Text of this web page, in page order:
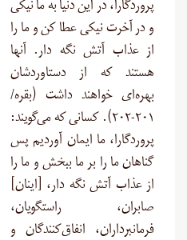
پروردگارا، در این دنیا به ما نیکی
و در آخرت نیکی عطا کن و ما را
از عذاب آتش نگه دار. آنها
هستند که از دستاوردشان
بهره‌ای خواهند داشت (بقره/
۲۰۱-۲۰۲). کسانی که می‌گویند:
پروردگارا، ما ایمان آوردیم پس
گناهان ما را بر ما ببخش و ما را
از عذاب آتش نگه دار، [اینان]
صابران، راستگویان،
فرمانبرداران، انفاق‌کنندگان و